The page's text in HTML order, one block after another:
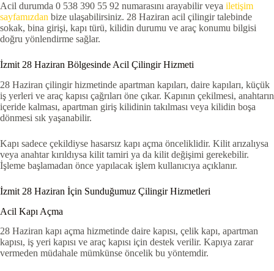
Acil durumda 0 538 390 55 92 numarasını arayabilir veya iletişim
sayfamızdan bize ulaşabilirsiniz. 28 Haziran acil çilingir talebinde
sokak, bina girişi, kapı türü, kilidin durumu ve araç konumu bilgisi
doğru yönlendirme sağlar.
İzmit 28 Haziran Bölgesinde Acil Çilingir Hizmeti
28 Haziran çilingir hizmetinde apartman kapıları, daire kapıları, küçük
iş yerleri ve araç kapısı çağrıları öne çıkar. Kapının çekilmesi, anahtarın
içeride kalması, apartman giriş kilidinin takılması veya kilidin boşa
dönmesi sık yaşanabilir.
Kapı sadece çekildiyse hasarsız kapı açma önceliklidir. Kilit arızalıysa
veya anahtar kırıldıysa kilit tamiri ya da kilit değişimi gerekebilir.
İşleme başlamadan önce yapılacak işlem kullanıcıya açıklanır.
İzmit 28 Haziran İçin Sunduğumuz Çilingir Hizmetleri
Acil Kapı Açma
28 Haziran kapı açma hizmetinde daire kapısı, çelik kapı, apartman
kapısı, iş yeri kapısı ve araç kapısı için destek verilir. Kapıya zarar
vermeden müdahale mümkünse öncelik bu yöntemdir.